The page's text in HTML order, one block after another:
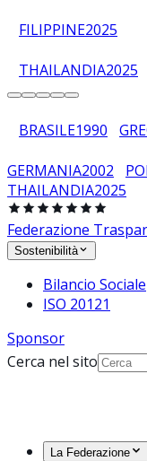
FILIPPINE2025
THAILANDIA2025
BRASILE1990
GERMANIA2002
THAILANDIA2025
Federazione
Sostenibilità
Bilancio Sociale
ISO 20121
Sponsor
Cerca nel sito
La Federazione